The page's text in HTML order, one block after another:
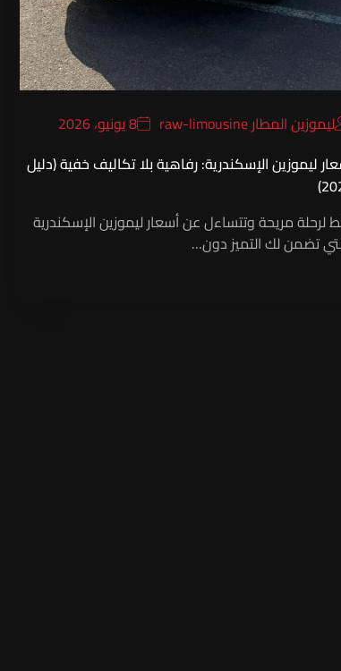
ليموزين المطار raw-limousine
8 يونيو، 2026
ليموزين الإسكندرية: رفاهية بلا تكاليف خفية (دليل
مريحة وتتساءل عن أسعار ليموزين الإسكندرية
تضمن لك التميز دون…